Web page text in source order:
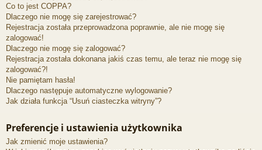
Co to jest COPPA?
Dlaczego nie mogę się zarejestrować?
Rejestracja została przeprowadzona poprawnie, ale nie mogę się
zalogować!
Dlaczego nie mogę się zalogować?
Rejestracja została dokonana jakiś czas temu, ale teraz nie mogę się
zalogować?!
Nie pamiętam hasła!
Dlaczego następuje automatyczne wylogowanie?
Jak działa funkcja “Usuń ciasteczka witryny”?
Preferencje i ustawienia użytkownika
Jak zmienić moje ustawienia?